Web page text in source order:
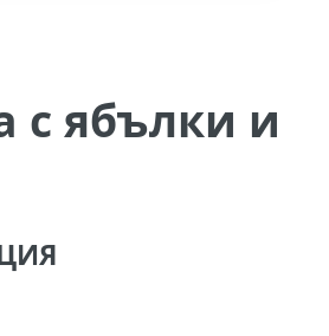
с ябълки и